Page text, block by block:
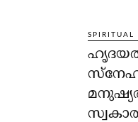
SPIRITUAL